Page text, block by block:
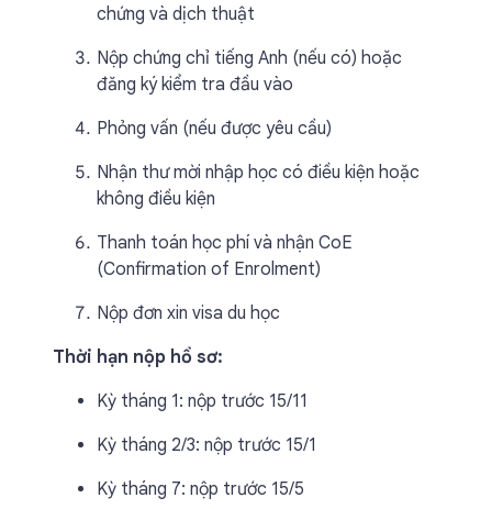
chứng và dịch thuật
Nộp chứng chỉ tiếng Anh (nếu có) hoặc
đăng ký kiểm tra đầu vào
Phỏng vấn (nếu được yêu cầu)
Nhận thư mời nhập học có điều kiện hoặc
không điều kiện
Thanh toán học phí và nhận CoE
(Confirmation of Enrolment)
Nộp đơn xin visa du học
Thời hạn nộp hồ sơ:
Kỳ tháng 1: nộp trước 15/11
Kỳ tháng 2/3: nộp trước 15/1
Kỳ tháng 7: nộp trước 15/5